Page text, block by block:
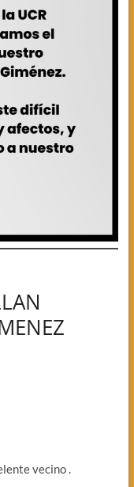
vecino .